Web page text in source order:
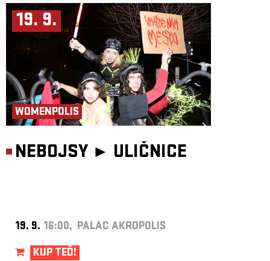
19. 9.
WOMENPOLIS
NEBOJSY ► ULIČNICE
19. 9. 16:00, PALÁC AKROPOLIS
KUP TEĎ!